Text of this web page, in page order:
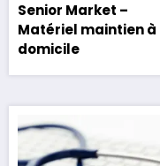
Senior Market –
Matériel maintien à
domicile